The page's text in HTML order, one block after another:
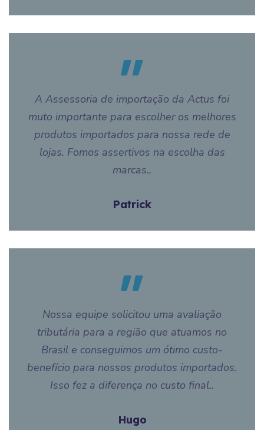
A Assessoria de importação da Actus foi
muto importante para escolher os melhores
produtos importados para nossa rede de
lojas. Fomos assertivos na escolha das
marcas..
Patrick
Nossa equipe solicitou uma avaliação
tributária para a região que atuamos no
Brasil e conseguimos um ótimo custo-
benefício para nossos produtos importados.
Isso fez a diferença no custo final..
Hugo